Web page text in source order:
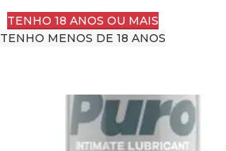
TENHO 18 ANOS OU MAIS
TENHO MENOS DE 18 ANOS